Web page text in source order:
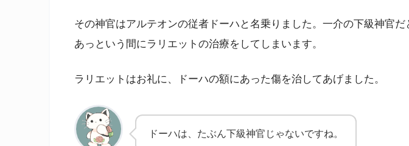
その神官はアルテオンの従者ドーハと名乗りました。一介の下級神官だ
あっという間にラリエットの治療をしてしまいます。
ラリエットはお礼に、ドーハの額にあった傷を治してあげました。
ドーハは、たぶん下級神官じゃないですね。